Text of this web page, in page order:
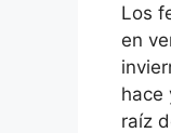
Los
en
hace
raíz